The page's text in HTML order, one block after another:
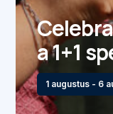
a 1+1
1 augustus - 6